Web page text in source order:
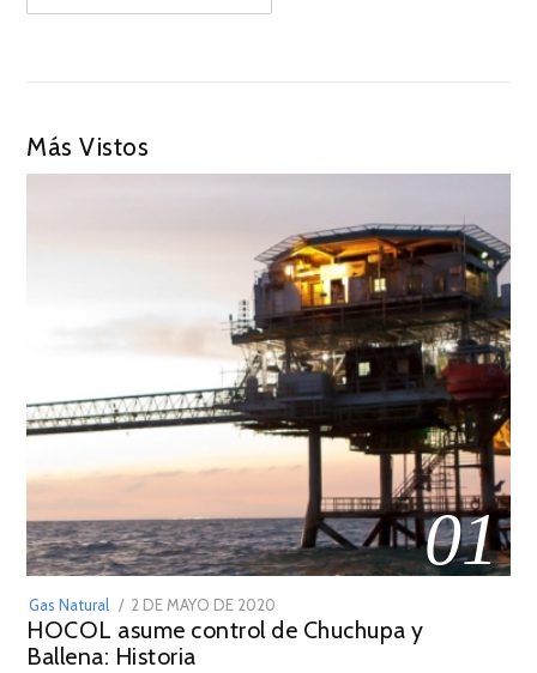
Más Vistos
01
Gas Natural
POSTED
ON
2 DE MAYO DE 2020
DE
HOCOL asume control de Chuchupa y
Ballena: Historia